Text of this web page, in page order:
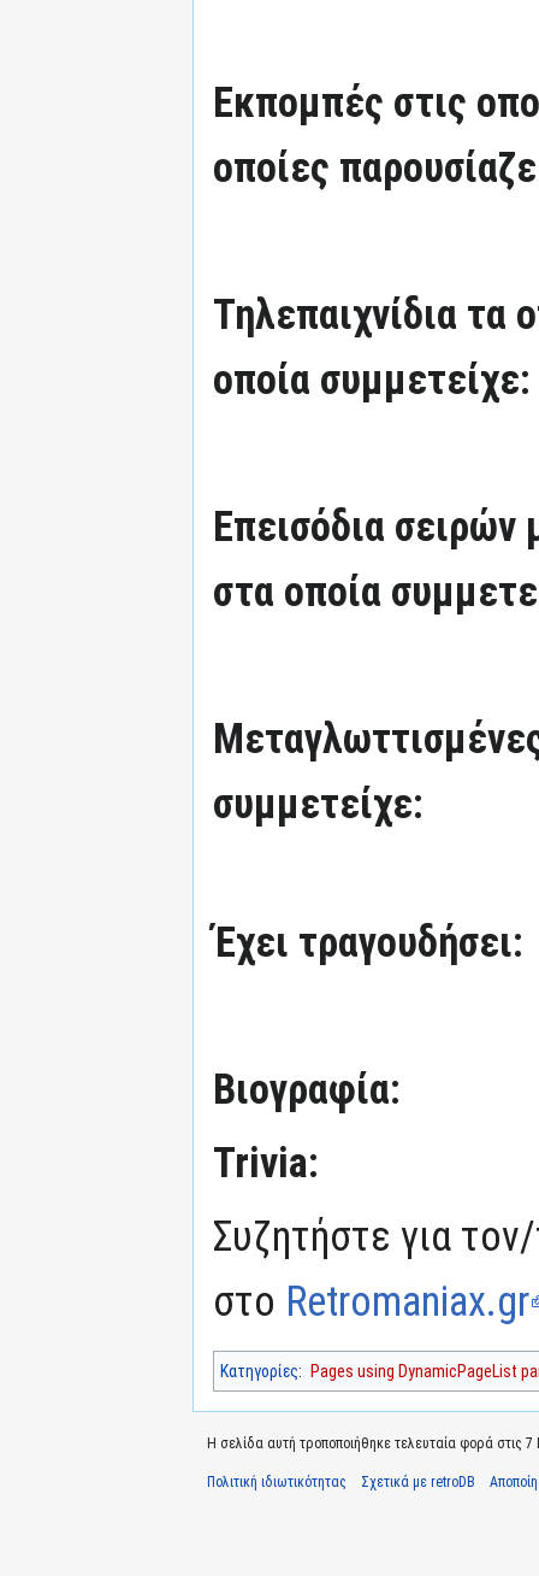
Εκπομπές στις
οποίες
Τηλεπαιχνίδια τα
οποία συμμετείχε:
Επεισόδια
στα οποία
συμμετείχε:
Έχει τραγουδήσει:
Βιογραφία:
Trivia:
Συζητήστε για
στο Retromaniax.gr
Κατηγορίες: Pages using DynamicPageList
Η σελίδα αυτή τροποποιήθηκε τελευταία φορά στις 7
Πολιτική ιδιωτικότητας Σχετικά με retroDB